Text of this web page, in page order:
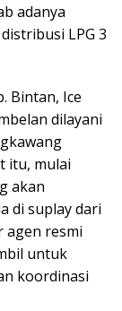
adanya
LPG 3
Bintan, Ice
dilayani
itu, mulai
akan
di suplay dari
agen resmi
untuk
koordinasi